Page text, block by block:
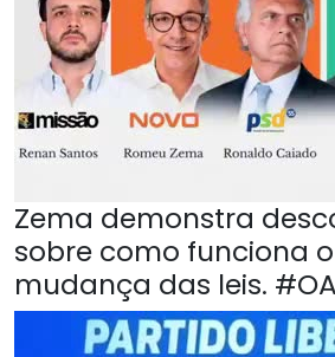
Zema demonstra
sobre como funciona
mudança das leis.